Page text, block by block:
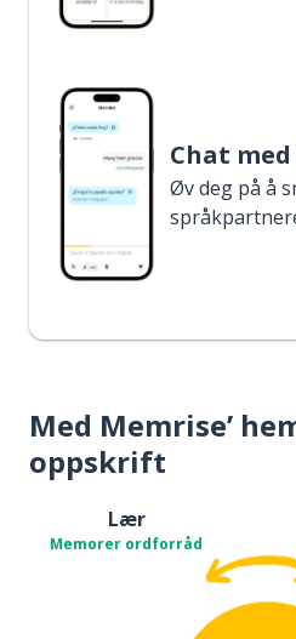
Chat
Øv deg på å
Med Memrise’
oppskrift
Lær
Memorer ordforråd